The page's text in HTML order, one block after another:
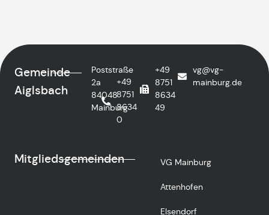
Gemeinde
Aiglsbach
Poststraße
2a
84048
Mainburg
+49
8751
8634
0
+49
8751
8634
49
vg@vg-
mainburg.de
Mitgliedsgemeinden VG Mainburg
Attenhofen
Elsendorf